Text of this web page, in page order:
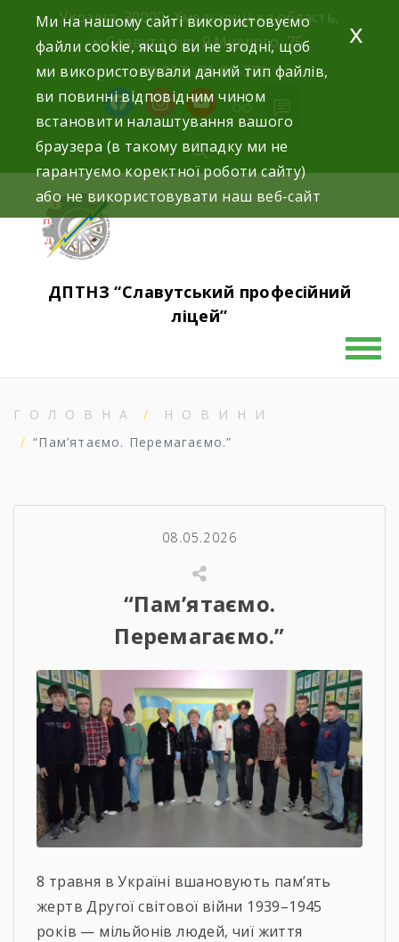
Україна, 30000, Хмельницька область,
м.Славута вул. Я.Мудрого, 75.
+38(097)-76-89-770
ДПТНЗ “Славутський професійний
ліцей”
ГОЛОВНА
НОВИНИ
“Пам’ятаємо. Перемагаємо.”
08.05.2026
“Пам’ятаємо.
Перемагаємо.”
8 травня в Україні вшановують пам’ять
жертв Другої світової війни 1939–1945
років — мільйонів людей, чиї життя
Ми на нашому сайті використовуємо
файли cookie, якщо ви не згодні, щоб
ми використовували даний тип файлів,
ви повинні відповідним чином
встановити налаштування вашого
браузера (в такому випадку ми не
гарантуємо коректної роботи сайту)
або не використовувати наш веб-сайт
x